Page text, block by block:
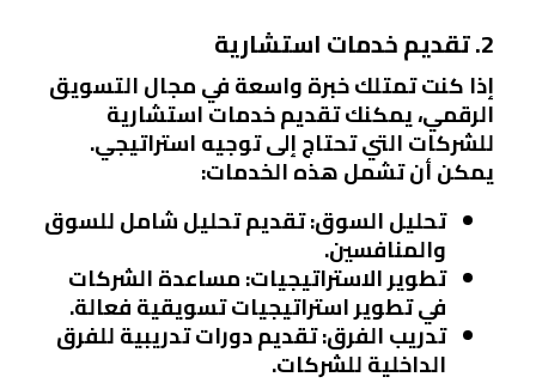
2. تقديم خدمات استشارية
إذا كنت تمتلك خبرة واسعة في مجال التسويق
الرقمي، يمكنك تقديم خدمات استشارية
للشركات التي تحتاج إلى توجيه استراتيجي.
يمكن أن تشمل هذه الخدمات:
تحليل السوق: تقديم تحليل شامل للسوق
والمنافسين.
تطوير الاستراتيجيات: مساعدة الشركات
في تطوير استراتيجيات تسويقية فعالة.
تدريب الفرق: تقديم دورات تدريبية للفرق
الداخلية للشركات.